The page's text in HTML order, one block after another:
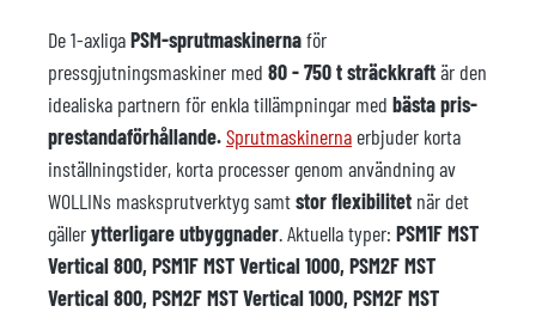
De 1-axligaPSM-sprutmaskinernaför
pressgjutningsmaskiner med 80 - 750 t sträckkraftär den
idealiska partnern för enkla tillämpningar med bästa pris-
prestandaförhållande.Sprutmaskinerna erbjuder korta
inställningstider, korta processer genom användning av
WOLLINs masksprutverktyg samtstor flexibilitet när det
gällerytterligare utbyggnader. Aktuella typer: PSM1F MST
Vertical 800, PSM1F MST Vertical 1000, PSM2F MST
Vertical 800, PSM2F MST Vertical 1000, PSM2F MST